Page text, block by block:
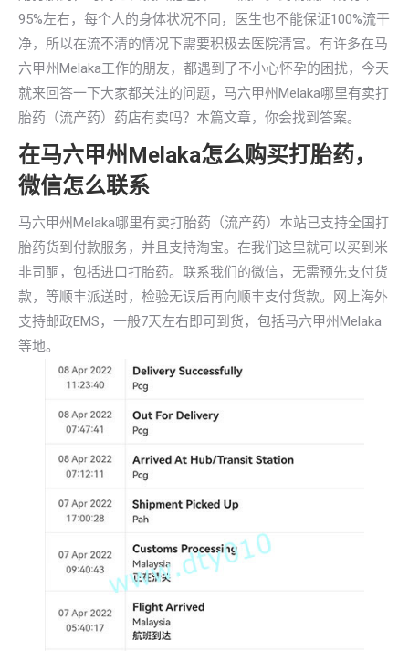
95%左右，每个人的身体状况不同，医生也不能保证100%流干
净，所以在流不清的情况下需要积极去医院清宫。有许多在马
六甲州Melaka工作的朋友，都遇到了不小心怀孕的困扰，今天
就来回答一下大家都关注的问题，马六甲州Melaka哪里有卖打
胎药（流产药）药店有卖吗？本篇文章，你会找到答案。
在马六甲州Melaka怎么购买打胎药，
微信怎么联系
马六甲州Melaka哪里有卖打胎药（流产药）本站已支持全国打
胎药货到付款服务，并且支持淘宝。在我们这里就可以买到米
非司酮，包括进口打胎药。联系我们的微信，无需预先支付货
款，等顺丰派送时，检验无误后再向顺丰支付货款。网上海外
支持邮政EMS，一般7天左右即可到货，包括马六甲州Melaka
等地。